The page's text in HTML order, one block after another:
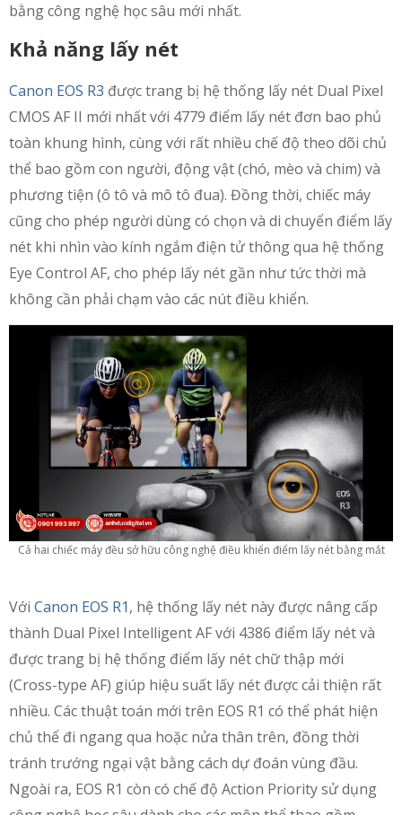
bằng công nghệ học sâu mới nhất.
Khả năng lấy nét
Canon EOS R3 được trang bị hệ thống lấy nét Dual Pixel
CMOS AF II mới nhất với 4779 điểm lấy nét đơn bao phủ
toàn khung hình, cùng với rất nhiều chế độ theo dõi chủ
thể bao gồm con người, động vật (chó, mèo và chim) và
phương tiện (ô tô và mô tô đua). Đồng thời, chiếc máy
cũng cho phép người dùng có chọn và di chuyển điểm lấy
nét khi nhìn vào kính ngắm điện tử thông qua hệ thống
Eye Control AF, cho phép lấy nét gần như tức thời mà
không cần phải chạm vào các nút điều khiển.
Cả hai chiếc máy đều sở hữu công nghệ điều khiển điểm lấy nét bằng mắt
Với Canon EOS R1, hệ thống lấy nét này được nâng cấp
thành Dual Pixel Intelligent AF với 4386 điểm lấy nét và
được trang bị hệ thống điểm lấy nét chữ thập mới
(Cross-type AF) giúp hiệu suất lấy nét được cải thiện rất
nhiều. Các thuật toán mới trên EOS R1 có thể phát hiện
chủ thể đi ngang qua hoặc nửa thân trên, đồng thời
tránh trướng ngại vật bằng cách dự đoán vùng đầu.
Ngoài ra, EOS R1 còn có chế độ Action Priority sử dụng